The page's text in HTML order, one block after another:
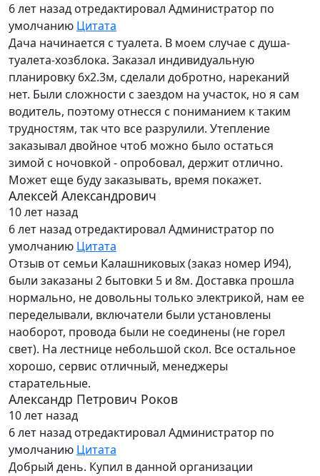
6 лет назад отредактировал Администратор по
умолчанию Цитата
Дача начинается с туалета. В моем случае с душа-
туалета-хозблока. Заказал индивидуальную
планировку 6х2.3м, сделали добротно, нареканий
нет. Были сложности с заездом на участок, но я сам
водитель, поэтому отнесся с пониманием к таким
трудностям, так что все разрулили. Утепление
заказывал двойное чтоб можно было остаться
зимой с ночовкой - опробовал, держит отлично.
Может еще буду заказывать, время покажет.
Алексей Александрович
10 лет назад
6 лет назад отредактировал Администратор по
умолчанию Цитата
Отзыв от семьи Калашниковых (заказ номер И94),
были заказаны 2 бытовки 5 и 8м. Доставка прошла
нормально, не довольны только электрикой, нам ее
переделывали, включатели были установлены
наоборот, провода были не соединены (не горел
свет). На лестнице небольшой скол. Все остальное
хорошо, сервис отличный, менеджеры
старательные.
Александр Петрович Роков
10 лет назад
6 лет назад отредактировал Администратор по
умолчанию Цитата
Добрый день. Купил в данной организации